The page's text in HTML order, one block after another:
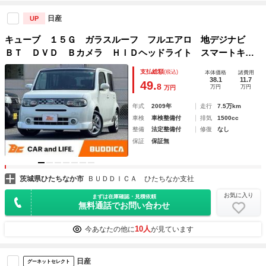
UP 日産
キューブ １５Ｇ ガラスルーフ フルエアロ 地デジナビ
ＢＴ ＤＶＤ Ｂカメラ ＨＩＤヘッドライト スマートキ
ー Ｐスタ Ａライト ＥＴＣ １６インチＡＷ Ｐガラス
ＡＣソケット カーテンエアバッグ セキュリティ
支払総額(税込)
49.8 万円
本体価格
38.1
万円
諸費用
11.7
万円
年式 2009年 走行
7.5万km
車検
車検整備付 排気
1500cc
整備
法定整備付 修復
なし
保証
保証無
茨城県ひたちなか市 ＢＵＤＤＩＣＡ ひたちなか支社
まずは在庫確認・見積依頼
無料通話でお問い合わせ
お気に入り
今あなたの他に10人が見ています
グーネットセレクト 日産